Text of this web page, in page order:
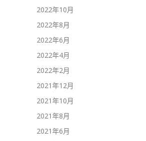
2022年10月
2022年8月
2022年6月
2022年4月
2022年2月
2021年12月
2021年10月
2021年8月
2021年6月